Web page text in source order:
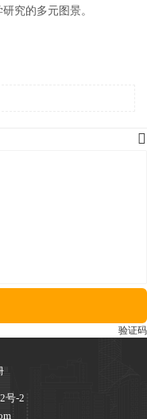
究的多元图景。

验证码
号-2